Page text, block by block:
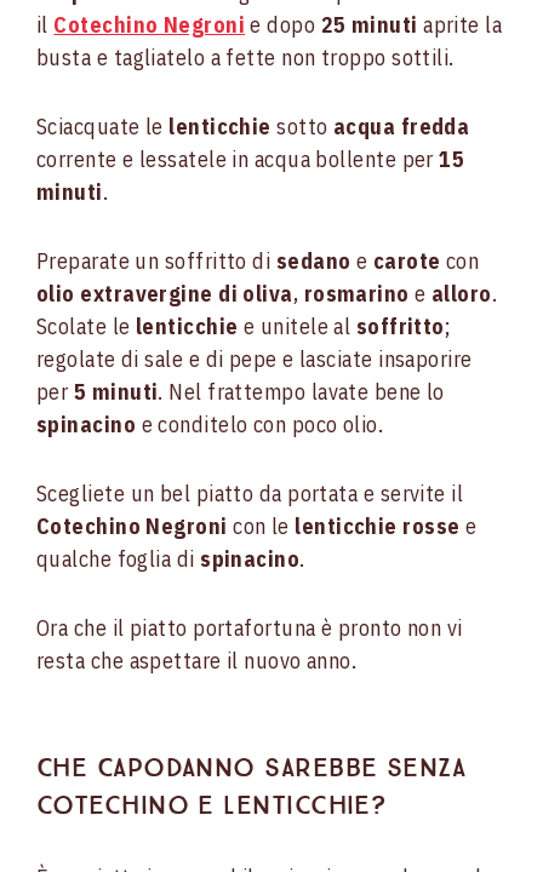
il Cotechino Negroni e dopo 25 minuti aprite la
busta e tagliatelo a fette non troppo sottili.
Sciacquate le lenticchie sotto acqua fredda
corrente e lessatele in acqua bollente per15
minuti.
Preparate un soffritto di sedano e carote con
olio extravergine di oliva, rosmarinoe alloro.
Scolate le lenticchie e unitele al soffritto;
regolate di sale e di pepe e lasciate insaporire
per5 minuti. Nel frattempo lavate bene lo
spinacino e conditelo con poco olio.
Scegliete un bel piatto da portata e servite il
Cotechino Negroni con le lenticchie rosse e
qualche foglia di spinacino.
Ora che il piatto portafortuna è pronto non vi
resta che aspettare il nuovo anno.
Che Capodanno sarebbe senza
cotechino e lenticchie?